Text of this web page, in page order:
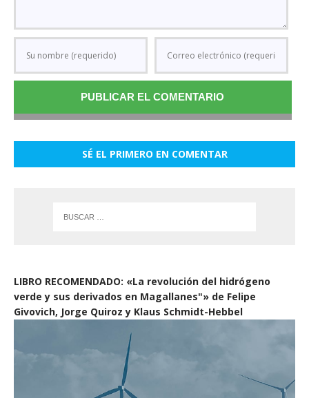
SÉ EL PRIMERO EN COMENTAR
LIBRO RECOMENDADO: «La revolución del hidrógeno
verde y sus derivados en Magallanes"» de Felipe
Givovich, Jorge Quiroz y Klaus Schmidt-Hebbel